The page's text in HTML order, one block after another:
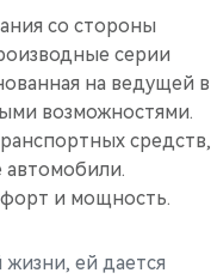
со стороны
серии
на ведущей в
возможностями.
средств,
и мощность.
жизни, ей дается